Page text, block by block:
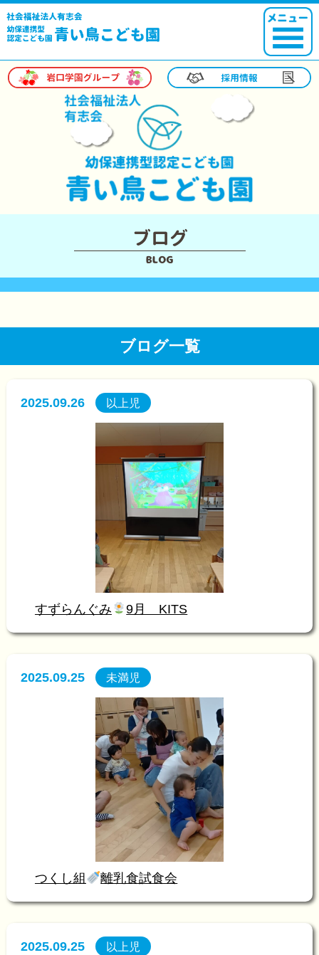
ブログ一覧
2025.09.26 以上児
すずらんぐみ 9月 KITS
2025.09.25 未満児
つくし組 離乳食試食会
2025.09.25 以上児